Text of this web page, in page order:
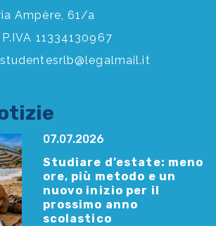
Ampère, 61/a
11334130967
07.07.2026
Studiare d’estate: meno
ore, più metodo e un
nuovo inizio per il
prossimo anno
scolastico